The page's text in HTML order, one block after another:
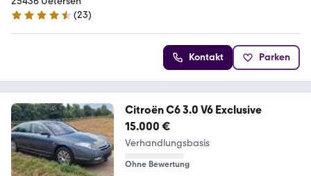
4.5 Sterne
(23)
Kontakt Parken
Citroën C6 3.0 V6 Exclusive
15.000 €
Verhandlungsbasis
Ohne Bewertung